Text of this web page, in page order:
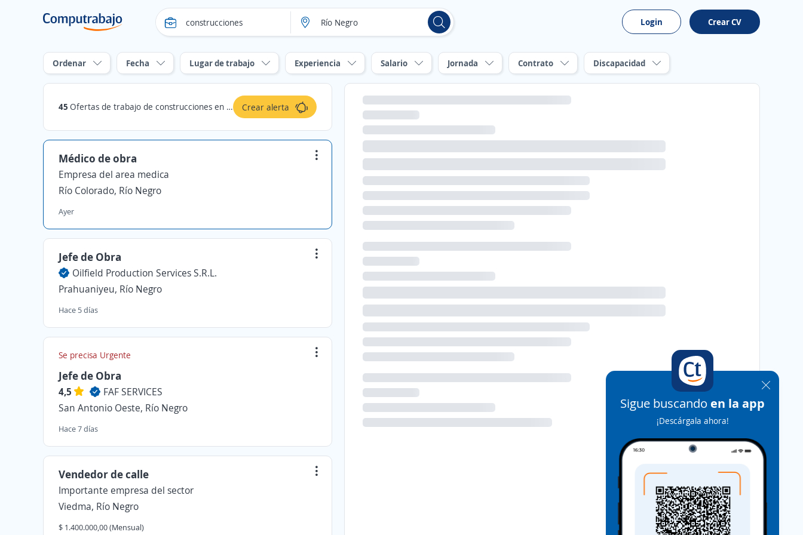
Login Crear CV
Ordenar Fecha Lugar de trabajo Experiencia Salario Jornada Contrato Discapacidad
45 Ofertas de trabajo de construcciones en Río Negro Crear alerta
Médico de obra
Empresa del area medica
Río Colorado, Río Negro
Ayer
Jefe de Obra
Oilfield Production Services S.R.L.
Prahuaniyeu, Río Negro
Hace 5 días
Se precisa Urgente
Jefe de Obra
4,5
FAF SERVICES
San Antonio Oeste, Río Negro
Hace 7 días
Vendedor de calle
Importante empresa del sector
Viedma, Río Negro
$ 1.400.000,00 (Mensual)
Sigue buscando en la app
¡Descárgala ahora!